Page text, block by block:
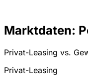
Marktdaten:
Privat-Leasing vs.
Privat-Leasing